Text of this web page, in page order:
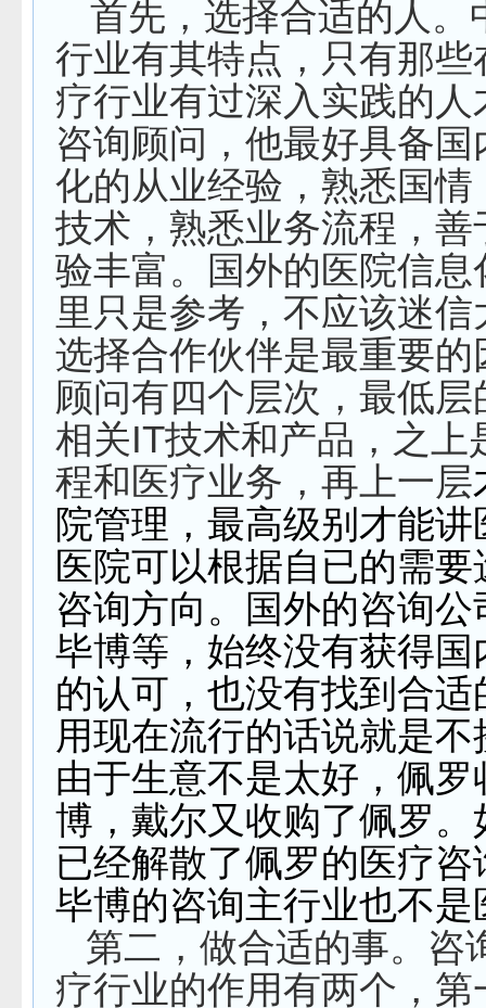
首先，选择合适的人。
行业有其特点，只有那些
疗行业有过深入实践的人
咨询顾问，他最好具备
化的从业经验，熟悉国情
技术，熟悉业务流程，善
验丰富。国外的医院信息
里只是参考，不应该迷
选择合作伙伴是最重要的
顾问有四个层次，最低层
相关IT技术和产品，之上
程和医疗业务，再上一层
院管理，最高级别才能
医院可以根据自已的需
咨询方向。国外的咨询公
毕博等，始终没有获得国
的认可，也没有找到合适
用现在流行的话说就是
由于生意不是太好，佩罗
博，戴尔又收购了佩罗。
已经解散了佩罗的医疗
毕博的咨询主行业也不是
第二，做合适的事。咨
疗行业的作用有两个，第